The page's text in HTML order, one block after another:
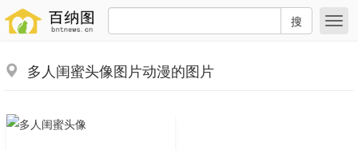
搜
多人闺蜜头像图片动漫的图片